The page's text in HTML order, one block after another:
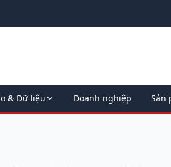
& Dữ liệu Doanh nghiệp Sản